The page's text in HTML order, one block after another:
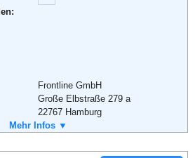
Versandhaus Walz GmbH
Blog,AGB
Frontline GmbH
Große Elbstraße 279 a
22767 Hamburg
+49 (0) 1805 – 376685
kundenservice@frontlineshop.com
Mehr Infos ▼